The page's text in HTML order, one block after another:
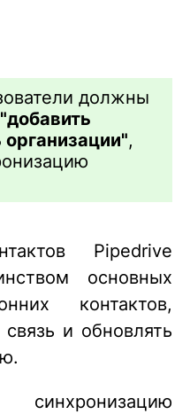
должны
"добавить
организации",
Pipedrive
основных
контактов,
и обновлять